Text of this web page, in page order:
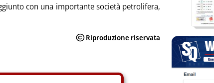
con una importante società petrolifera,